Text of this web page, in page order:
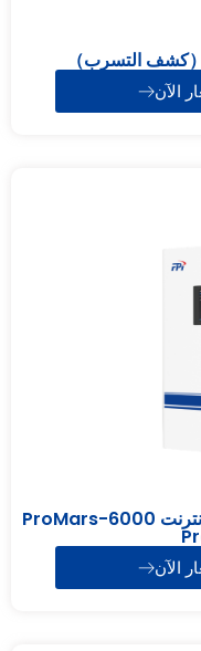
الآن
مقياس الطيف الكتلي الصناعي عبر الإنترنت ProMars-6000
الآن